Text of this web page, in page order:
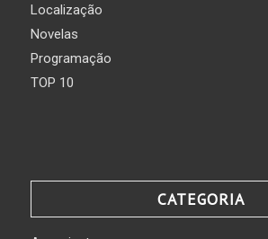
Localização
Novelas
Programação
TOP 10
CATEGORIA